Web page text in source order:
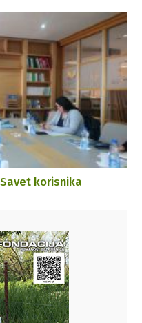
korisnika